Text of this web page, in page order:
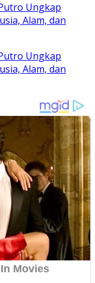
Ungkap
Alam, dan
Ungkap
Alam, dan